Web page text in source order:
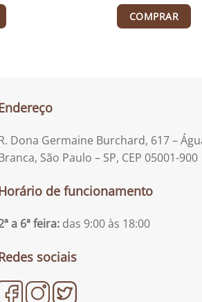
COMPRAR
Dona Germaine Burchard, 617 –
São Paulo – SP, CEP 05001-900
de funcionamento
a 6ª feira: das 9:00 às 18:00
sociais